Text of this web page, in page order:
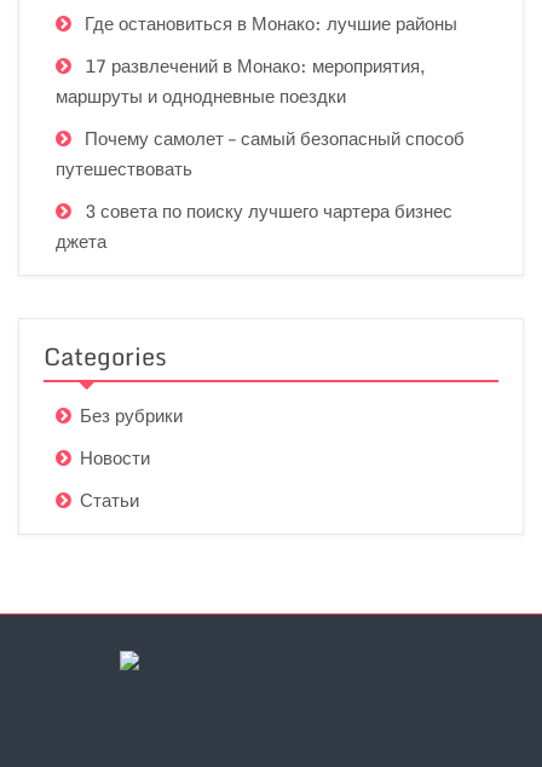
Где остановиться в Монако: лучшие районы
17 развлечений в Монако: мероприятия,
маршруты и однодневные поездки
Почему самолет – самый безопасный способ
путешествовать
3 совета по поиску лучшего чартера бизнес
джета
Categories
Без рубрики
Новости
Статьи